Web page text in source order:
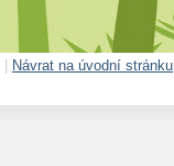
Návrat na úvodní stránku